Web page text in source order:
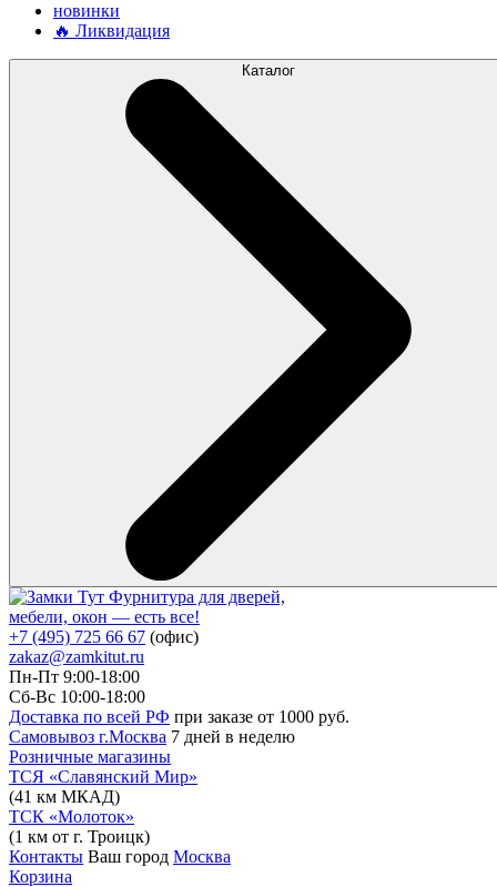
новинки
🔥 Ликвидация
Каталог
Фурнитура для дверей,
мебели, окон — есть все!
+7 (495) 725 66 67 (офис)
zakaz@zamkitut.ru
Пн-Пт 9:00-18:00
Сб-Вс 10:00-18:00
Доставка по всей РФ при заказе от 1000 руб.
Самовывоз г.Москва 7 дней в неделю
Розничные магазины
ТСЯ «Славянский Мир»
(41 км МКАД)
ТСК «Молоток»
(1 км от г. Троицк)
Контакты Ваш город Москва
Корзина